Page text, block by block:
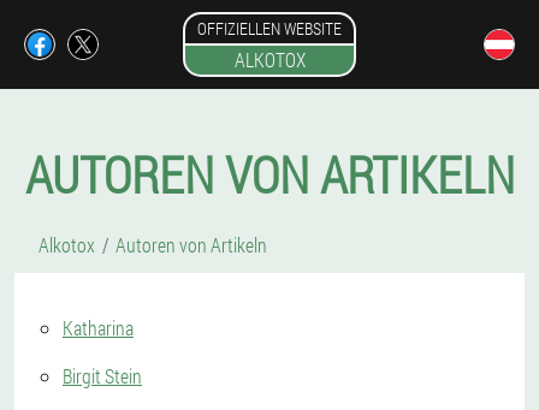
OFFIZIELLEN WEBSITE
ALKOTOX
AUTOREN VON ARTIKELN
Alkotox Autoren von Artikeln
Katharina
Birgit Stein